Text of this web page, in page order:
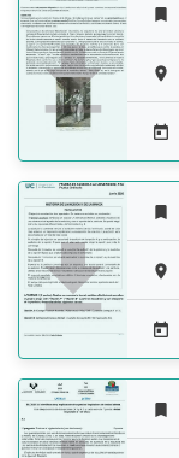








